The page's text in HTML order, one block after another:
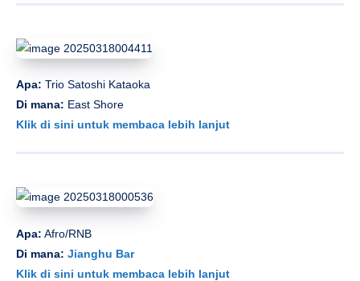
Apa: Trio Satoshi Kataoka
Di mana: East Shore
Klik di sini untuk membaca lebih lanjut
Apa: Afro/RNB
Di mana: Jianghu Bar
Klik di sini untuk membaca lebih lanjut